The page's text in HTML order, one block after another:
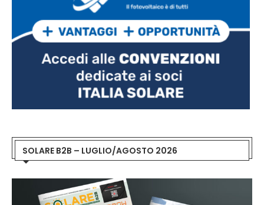
SOLARE B2B – LUGLIO/AGOSTO 2026